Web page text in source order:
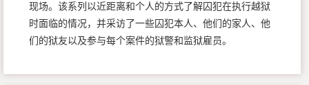
现场。该系列以近距离和个人的方式了解囚犯在执行越狱
时面临的情况，并采访了一些囚犯本人、他们的家人、他
们的狱友以及参与每个案件的狱警和监狱雇员。